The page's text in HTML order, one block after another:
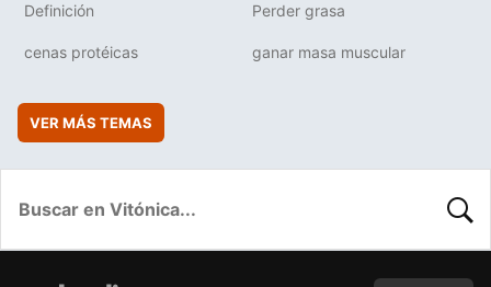
Definición Perder grasa
cenas protéicas ganar masa muscular
VER MÁS TEMAS